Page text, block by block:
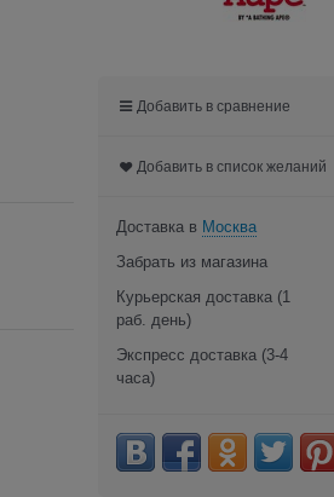
Добавить в сравнение
Добавить в список желаний
Доставка в Москва
Забрать из магазина
Курьерская доставка (1
раб. день)
Экспресс доставка (3-4
часа)